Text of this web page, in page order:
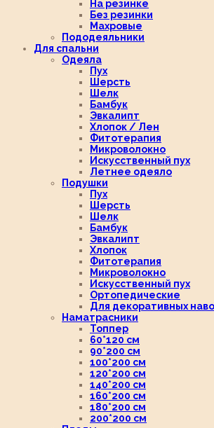
На резинке
Без резинки
Махровые
Пододеяльники
Для спальни
Одеяла
Пух
Шерсть
Шелк
Бамбук
Эвкалипт
Хлопок / Лен
Фитотерапия
Микроволокно
Искусственный пух
Летнее одеяло
Подушки
Пух
Шерсть
Шелк
Бамбук
Эвкалипт
Хлопок
Фитотерапия
Микроволокно
Искусственный пух
Ортопедические
Для декоративных
Наматрасники
Топпер
60*120 см
90*200 см
100*200 см
120*200 см
140*200 см
160*200 см
180*200 см
200*200 см